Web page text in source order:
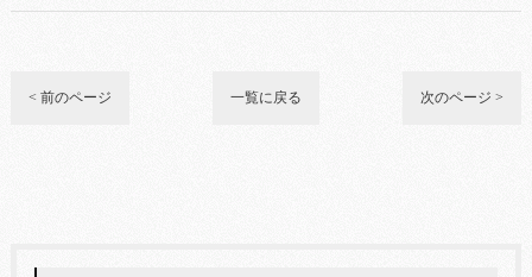
< 前のページ 一覧に戻る 次のページ >